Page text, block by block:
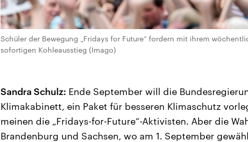
Schüler der Bewegung „Fridays for Future“ fordern mit ihrem
sofortigen Kohleausstieg (Imago)
Sandra Schulz: Ende September will die
Klimakabinett, ein Paket für besseren Klimaschutz
meinen die „Fridays-for-Future“-Aktivisten. Aber die
Brandenburg und Sachsen, wo am 1. September